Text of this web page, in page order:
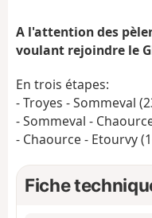
A l'attention des
voulant rejoindre le
En trois étapes:
- Troyes - Sommeval
- Sommeval -
- Chaource - Etourvy
Fiche